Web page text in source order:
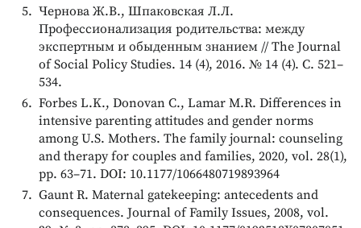
Чернова Ж.В., Шпаковская Л.Л.
Профессионализация родительства: между
экспертным и обыденным знанием // The Journal
of Social Policy Studies. 14 (4), 2016. № 14 (4). С. 521–
534.
Forbes L.K., Donovan C., Lamar M.R. Differences in
intensive parenting attitudes and gender norms
among U.S. Mothers. The family journal: counseling
and therapy for couples and families, 2020, vol. 28(1),
pp. 63–71. DOI: 10.1177/1066480719893964
Gaunt R. Maternal gatekeeping: antecedents and
consequences. Journal of Family Issues, 2008, vol.